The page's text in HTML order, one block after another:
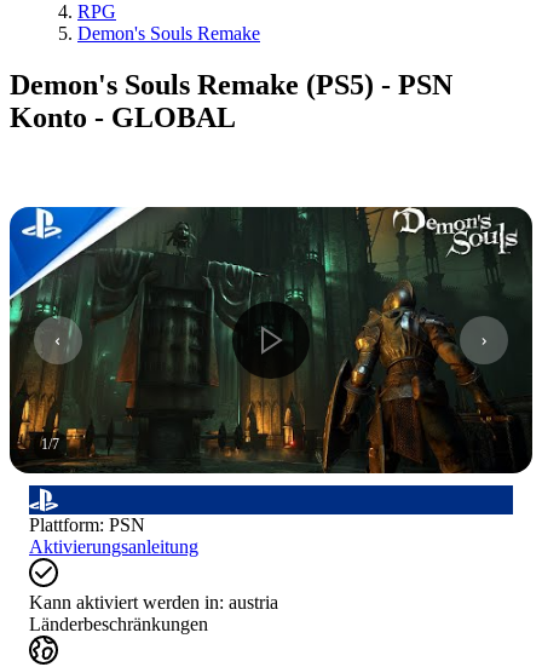
RPG
Demon's Souls Remake
Demon's Souls Remake (PS5) - PSN
Konto - GLOBAL
1/7
Plattform: PSN
Aktivierungsanleitung
Kann aktiviert werden in: austria
Länderbeschränkungen